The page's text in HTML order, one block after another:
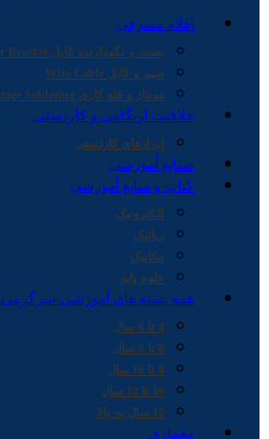
اقلام مصرفی
بست و نگهدارنده کابل Cable Holder Bracket
سیم و کابل Wire Cable
مونتاژ و قلع کاری Montage Soldering
خلاقیت اریگامی و کاردستی
ابزارهای کاردستی
صنایع آموزشی
کتاب و منابع آموزشی
الکترونیک
رباتیک
مکانیک
علوم پایه
همه بسته های آموزشی-سرگرمی
4 تا 6 سال
6 تا 8 سال
8 تا 10 سال
10 تا 12 سال
12 سال به بالا
معماری